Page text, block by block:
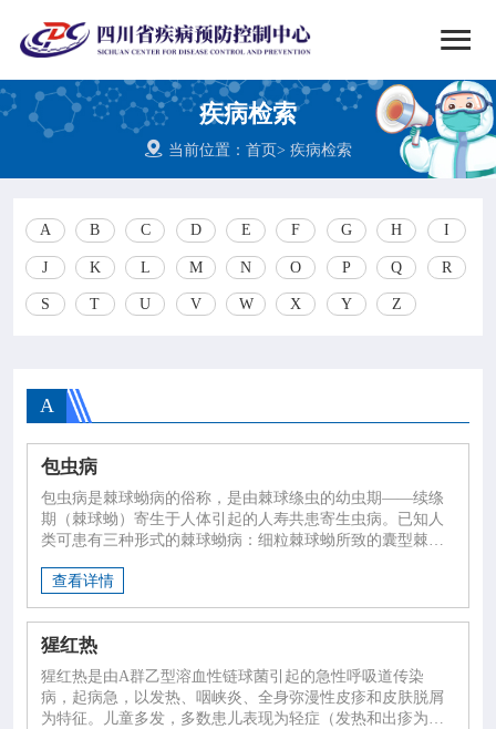

疾病检索
 当前位置：首页>疾病检索

网站首页
中心概况 
党群建设 
新闻动态 
疾控服务 
专业服务 
科研培训
科普园地
学术期刊
A B C D E F G H I
J K L M N O P Q R
S T U V W X Y Z
A
包虫病
包虫病是棘球蚴病的俗称，是由棘球绦虫的幼虫期——续绦
期（棘球蚴）寄生于人体引起的人寿共患寄生虫病。已知人
类可患有三种形式的棘球蚴病：细粒棘球蚴所致的囊型棘球
节棘球蚴所致的多囊型棘球蚴病(PE)。细粒棘球绦虫和多房
美洲和南美洲。
查看详情
猩红热
猩红热是由A群乙型溶血性链球菌引起的急性呼吸道传染
病，起病急，以发热、咽峡炎、全身弥漫性皮疹和皮肤脱屑
为特征。儿童多发，多数患儿表现为轻症（发热和出疹为